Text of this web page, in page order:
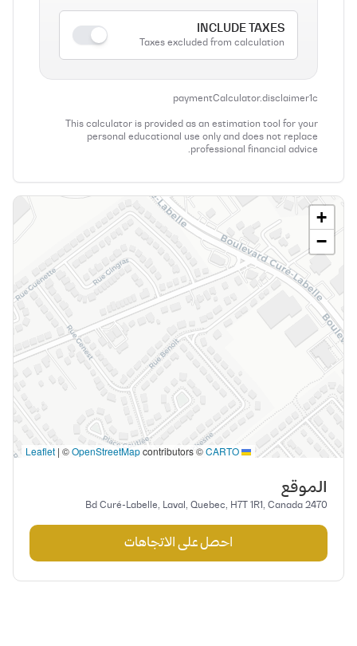
INCLUDE TAXES
Taxes excluded from calculation
paymentCalculator.disclaimer1c
This calculator is provided as an estimation tool for your
personal educational use only and does not replace
professional financial advice.
+
−
| ©OpenStreetMapcontributors ©CARTO
الموقع
2470 Bd Curé-Labelle, Laval, Quebec, H7T 1R1, Canada
احصل على الاتجاهات